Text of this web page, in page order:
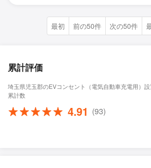
最初 前の50件 次の50件
累計評価
埼玉県児玉郡のEVコンセント（電気自動車充電用）
累計数
4.91 (93)